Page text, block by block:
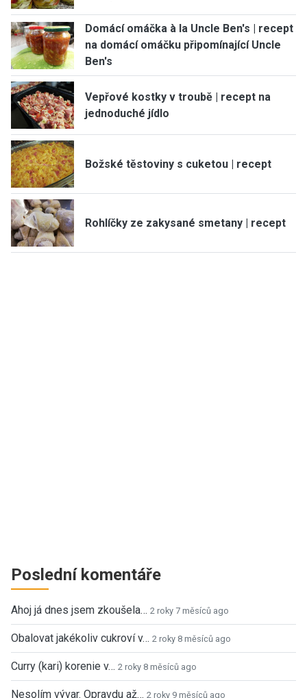
Domácí omáčka à la Uncle Ben's | recept
na domácí omáčku připomínající Uncle
Ben's
Vepřové kostky v troubě | recept na
jednoduché jídlo
Božské těstoviny s cuketou | recept
Rohlíčky ze zakysané smetany | recept
Poslední komentáře
Ahoj já dnes jsem zkoušela… 2 roky 7 měsíců ago
Obalovat jakékoliv cukroví v… 2 roky 8 měsíců ago
Curry (kari) korenie v… 2 roky 8 měsíců ago
Nesolím vývar. Opravdu až… 2 roky 9 měsíců ago